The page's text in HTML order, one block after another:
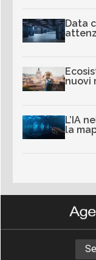
Data
nuovi
L’IA
la